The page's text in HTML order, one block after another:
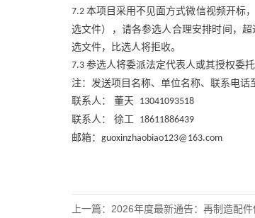
7.2 本项目采用不见面方式微信视频开标
选文件），请各参选人合理安排时间，
选文件，比选人将拒收。
7.3 参选人将委派法定代表人或其授权委
注：发送项目名称、单位名称、联系电话
联系人：
董天
13041093518
联系人：
徐工
18611886439
邮箱： guoxinzhaobiao123@163.com
上一篇： 2026年度最新通告：再制造配